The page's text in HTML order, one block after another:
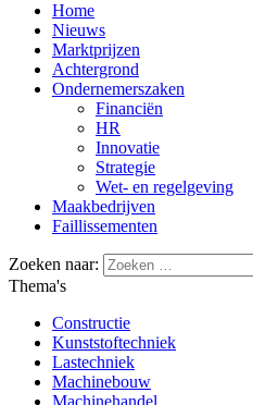
Home
Nieuws
Marktprijzen
Achtergrond
Ondernemerszaken
Financiën
HR
Innovatie
Strategie
Wet- en regelgeving
Maakbedrijven
Faillissementen
Zoeken naar:
Thema's
Constructie
Kunststoftechniek
Lastechniek
Machinebouw
Machinehandel